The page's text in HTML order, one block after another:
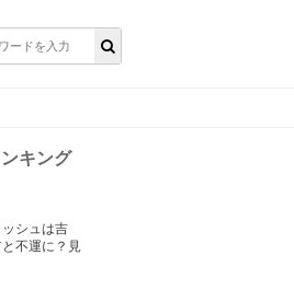
キング
ッシュは吉
不運に？見